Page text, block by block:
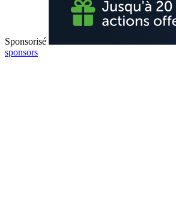
Sponsorisé
sponsors